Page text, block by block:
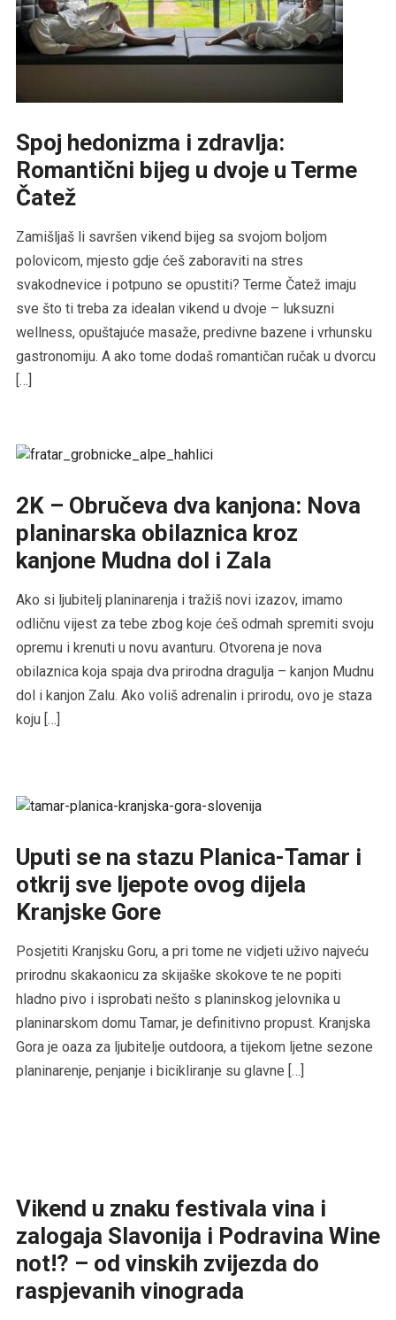
Spoj hedonizma i zdravlja:
Romantični bijeg u dvoje u Terme
Čatež
Zamišljaš li savršen vikend bijeg sa svojom boljom
polovicom, mjesto gdje ćeš zaboraviti na stres
svakodnevice i potpuno se opustiti? Terme Čatež imaju
sve što ti treba za idealan vikend u dvoje – luksuzni
wellness, opuštajuće masaže, predivne bazene i vrhunsku
gastronomiju. A ako tome dodaš romantičan ručak u dvorcu
[…]
2K – Obručeva dva kanjona: Nova
planinarska obilaznica kroz
kanjone Mudna dol i Zala
Ako si ljubitelj planinarenja i tražiš novi izazov, imamo
odličnu vijest za tebe zbog koje ćeš odmah spremiti svoju
opremu i krenuti u novu avanturu. Otvorena je nova
obilaznica koja spaja dva prirodna dragulja – kanjon Mudnu
dol i kanjon Zalu. Ako voliš adrenalin i prirodu, ovo je staza
koju […]
Uputi se na stazu Planica-Tamar i
otkrij sve ljepote ovog dijela
Kranjske Gore
Posjetiti Kranjsku Goru, a pri tome ne vidjeti uživo najveću
prirodnu skakaonicu za skijaške skokove te ne popiti
hladno pivo i isprobati nešto s planinskog jelovnika u
planinarskom domu Tamar, je definitivno propust. Kranjska
Gora je oaza za ljubitelje outdoora, a tijekom ljetne sezone
planinarenje, penjanje i bicikliranje su glavne […]
Vikend u znaku festivala vina i
zalogaja Slavonija i Podravina Wine
not!? – od vinskih zvijezda do
raspjevanih vinograda